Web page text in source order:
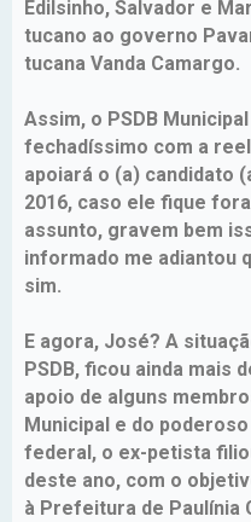
Edilsinho, Salvador e
tucano ao governo
tucana Vanda Camargo.
Assim, o PSDB
fechadíssimo com a
apoiará o (a) candidato
2016, caso ele fique
assunto, gravem bem
informado me adiantou
sim.
E agora, José? A
PSDB, ficou ainda mais
apoio de alguns
Municipal e do
federal, o ex-petista
deste ano, com o
à Prefeitura de Paulínia